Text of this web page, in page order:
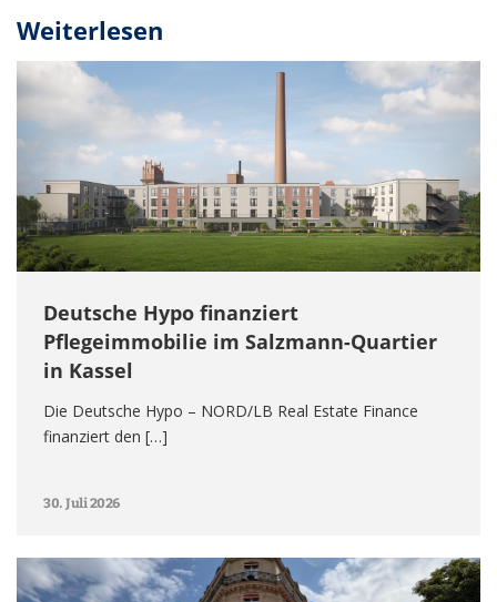
Weiterlesen
Deutsche Hypo finanziert
Pflegeimmobilie im Salzmann-Quartier
in Kassel
Die Deutsche Hypo – NORD/LB Real Estate Finance
finanziert den […]
30. Juli 2026